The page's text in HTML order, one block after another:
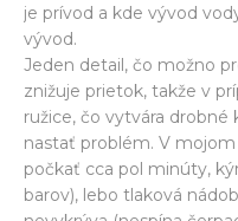
je prívod a kde vývod
vývod.
Jeden detail, čo možno
znižuje prietok, takže v
ružice, čo vytvára drobné
nastať problém. V
počkať cca pol minúty,
barov), lebo tlaková